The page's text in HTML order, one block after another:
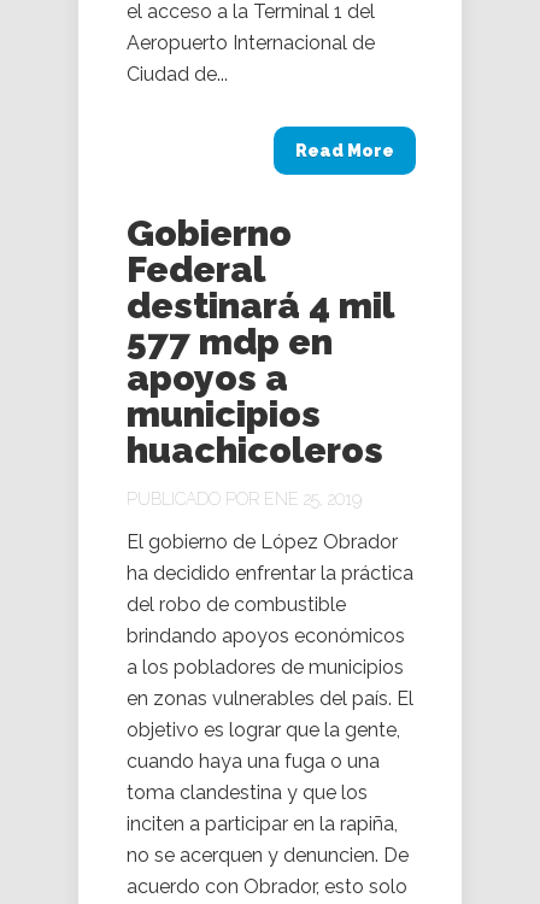
el acceso a la Terminal 1 del
Aeropuerto Internacional de
Ciudad de...
Read More
Gobierno
Federal
destinará 4 mil
577 mdp en
apoyos a
municipios
huachicoleros
PUBLICADO POR ENE 25, 2019
El gobierno de López Obrador
ha decidido enfrentar la práctica
del robo de combustible
brindando apoyos económicos
a los pobladores de municipios
en zonas vulnerables del país. El
objetivo es lograr que la gente,
cuando haya una fuga o una
toma clandestina y que los
inciten a participar en la rapiña,
no se acerquen y denuncien. De
acuerdo con Obrador, esto solo